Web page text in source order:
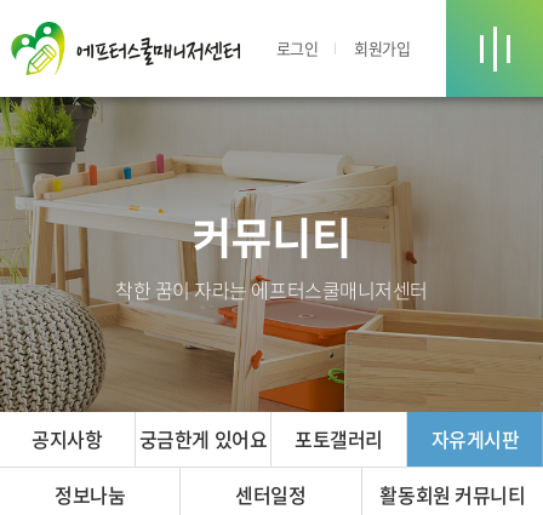
로그인 회원가입
커뮤니티
착한 꿈이 자라는 에프터스쿨매니저센터
공지사항 궁금한게 있어요 포토갤러리
자유게시판
정보나눔
센터일정 활동회원 커뮤니티